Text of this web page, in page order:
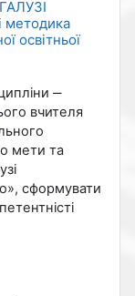
освітньої
‒
вчителя
мети та
сформувати